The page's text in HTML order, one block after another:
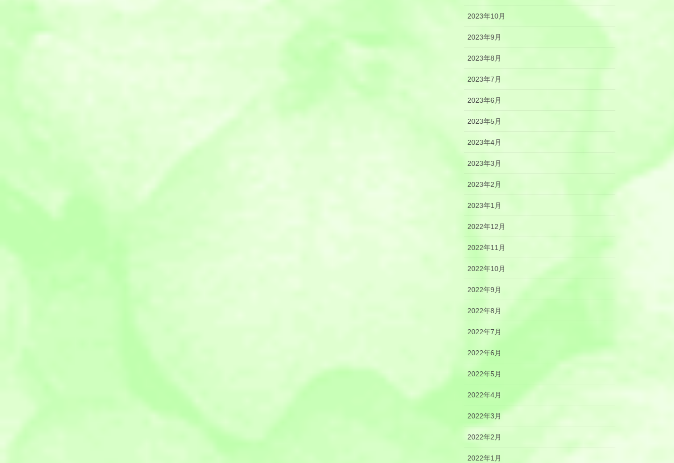
2023年10月
2023年9月
2023年8月
2023年7月
2023年6月
2023年5月
2023年4月
2023年3月
2023年2月
2023年1月
2022年12月
2022年11月
2022年10月
2022年9月
2022年8月
2022年7月
2022年6月
2022年5月
2022年4月
2022年3月
2022年2月
2022年1月